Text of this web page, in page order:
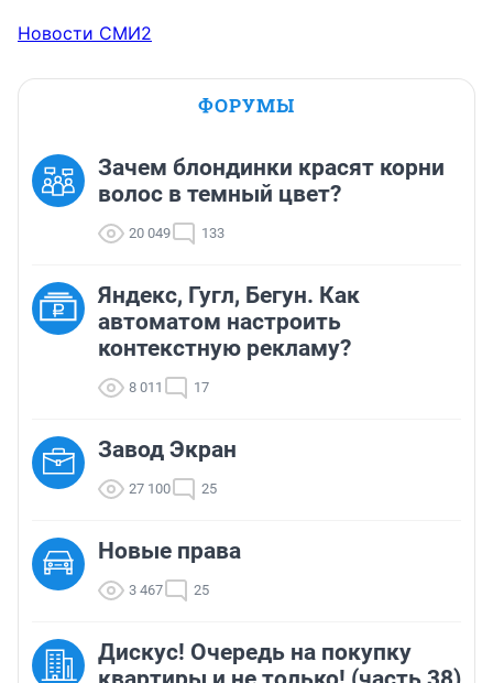
Новости СМИ2
ФОРУМЫ
Зачем блондинки красят корни
волос в темный цвет?
20 049 133
Яндекс, Гугл, Бегун. Как
автоматом настроить
контекстную рекламу?
8 011 17
Завод Экран
27 100 25
Новые права
3 467 25
Дискус! Очередь на покупку